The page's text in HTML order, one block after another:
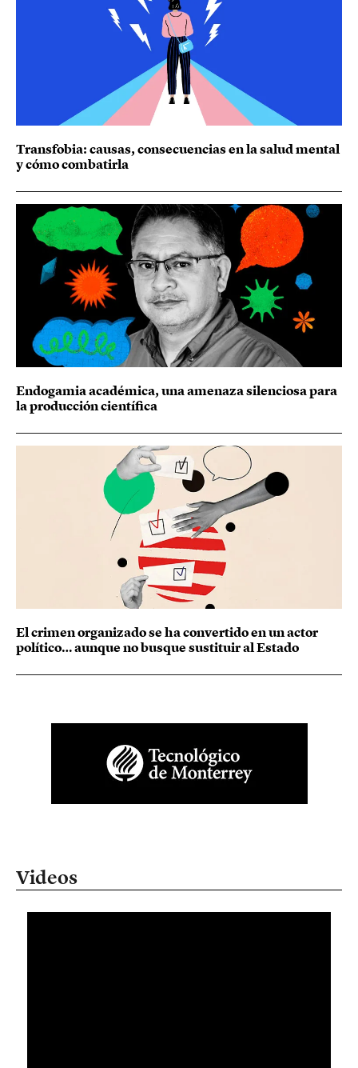
Transfobia: causas, consecuencias en la salud mental
y cómo combatirla
Endogamia académica, una amenaza silenciosa para
la producción científica
El crimen organizado se ha convertido en un actor
político… aunque no busque sustituir al Estado
Videos